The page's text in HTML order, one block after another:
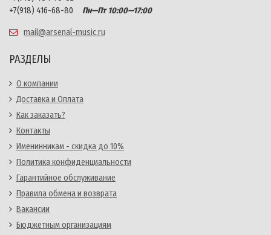
+7(918) 416-68-80
Пн—Пт 10:00—17:00
mail@arsenal-music.ru
РАЗДЕЛЫ
О компании
Доставка и Оплата
Как заказать?
Контакты
Именинникам - скидка до 10%
Политика конфиденциальности
Гарантийное обслуживание
Правила обмена и возврата
Вакансии
Бюджетным организациям